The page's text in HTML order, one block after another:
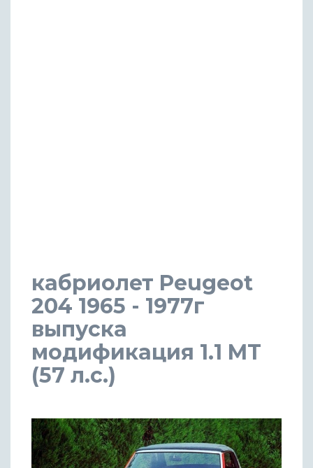
кабриолет Peugeot
204 1965 - 1977г
выпуска
модификация 1.1 MT
(57 л.с.)